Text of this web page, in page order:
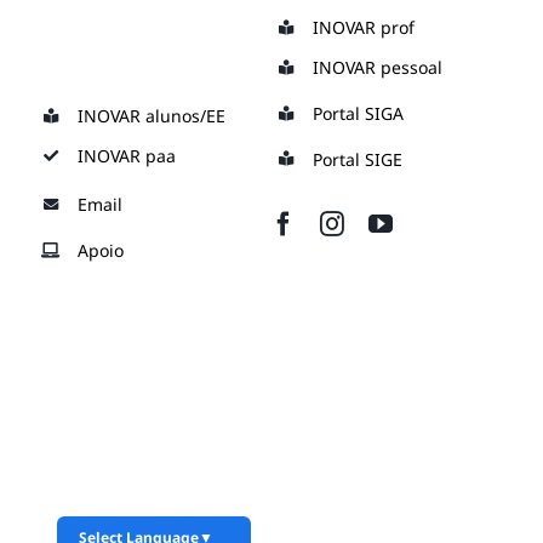
content
INOVAR prof
INOVAR pessoal
INOVAR alunos/EE
INOVAR paa
Portal SIGA
Portal SIGE
Email
Apoio
Select Language▼